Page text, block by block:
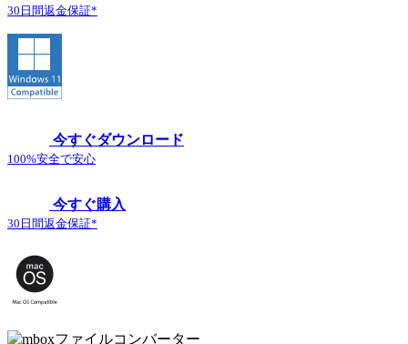
30日間返金保証*
今すぐダウンロード
100%安全で安心
今すぐ購入
30日間返金保証*